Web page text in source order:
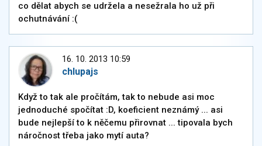
co dělat abych se udržela a nesežrala ho už při
ochutnávání :(
16. 10. 2013 10:59
chlupajs
Když to tak ale pročítám, tak to nebude asi moc
jednoduché spočítat :D, koeficient neznámý ... asi
bude nejlepší to k něčemu přirovnat ... tipovala bych
náročnost třeba jako mytí auta?